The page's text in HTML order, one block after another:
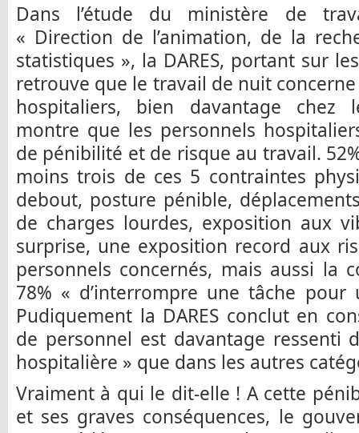
Dans l’étude du ministère de
« Direction de l’animation, de la
statistiques », la DARES, portant sur
retrouve que le travail de nuit
hospitaliers, bien davantage chez
montre que les personnels
de pénibilité et de risque au travail.
moins trois de ces 5 contraintes
debout, posture pénible,
de charges lourdes, exposition aux
surprise, une exposition record aux
personnels concernés, mais aussi la
78% « d’interrompre une tâche
Pudiquement la DARES conclut en
de personnel est davantage ressenti
hospitalière » que dans les autres
Vraiment à qui le dit-elle ! A cette
et ses graves conséquences, le